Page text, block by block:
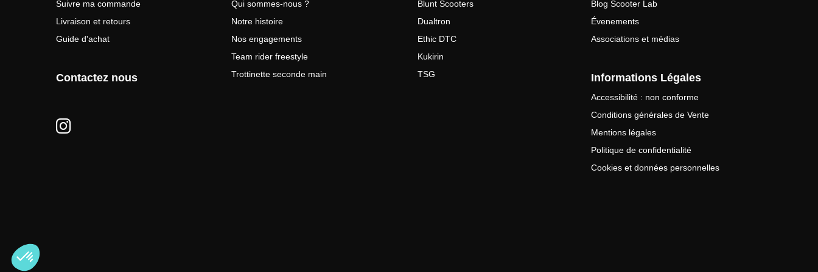
Suivre ma commande
Livraison et retours
Guide d'achat
Contactez nous
Qui sommes-nous ?
Notre histoire
Nos engagements
Team rider freestyle
Trottinette seconde main
Blunt Scooters
Dualtron
Ethic DTC
Kukirin
TSG
Blog Scooter Lab
Évenements
Associations et médias
Informations Légales
Accessibilité : non conforme
Conditions générales de Vente
Mentions légales
Politique de confidentialité
Cookies et données personnelles